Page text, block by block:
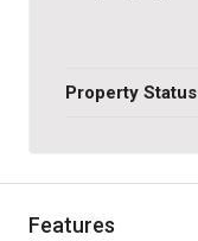
Property Status
Features